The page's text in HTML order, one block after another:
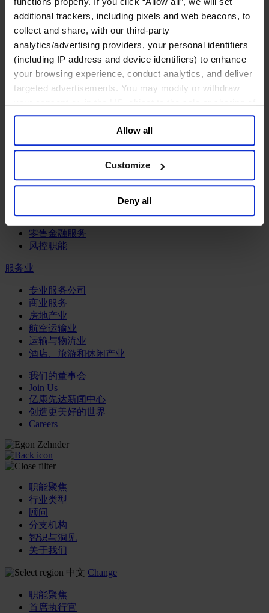
additional trackers, including pixels and web beacons, to
collect and share, with our third-party
analytics/advertising providers, your personal identifiers
(including IP address and device identifiers) to enhance
your browsing experience, conduct analytics, and deliver
targeted advertisements. You may modify or withdraw
your data for targeted advertising, by clicking “Do Not
Sell or Share My Personal Information” in the footer of
the website. You must opt-out of each device and each
browser. For additional information and retention terms
general collection and use of personal information see
Allow all
Customize
Deny all
工业
化工与过程工业咨询团队
机械与工业技术
汽车与交通设备
能源业
金属与矿业
主权财富基金
基础设施
数字化资产、加密货币与Web 3行业
私募股权投资行业
零售金融服务
风控职能
服务业
专业服务公司
商业服务
房地产业
航空运输业
运输与物流业
酒店、旅游和休闲产业
我们的董事会
Join Us
亿康先达新闻中心
创造更美好的世界
Careers
职能聚焦
行业类型
顾问
分支机构
智识与洞见
关于我们
中文 Change
职能聚焦
首席执行官